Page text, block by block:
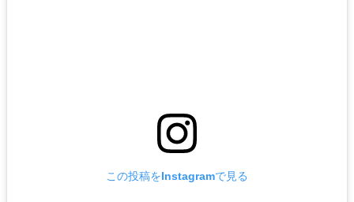
この投稿をInstagramで見る